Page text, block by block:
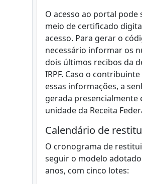
O acesso ao portal
meio de certificado
acesso. Para gerar o
necessário informar os
dois últimos recibos da
IRPF. Caso o
essas informações, a
gerada presencialmente
unidade da Receita
Calendário de
O cronograma de
seguir o modelo
anos, com cinco lotes: